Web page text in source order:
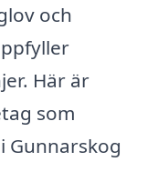
och
Här är
som
Gunnarskog